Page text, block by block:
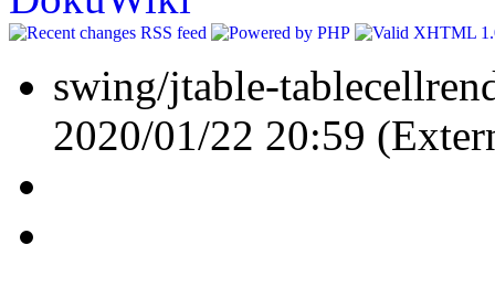
swing/jtable-
2020/01/22 20:59